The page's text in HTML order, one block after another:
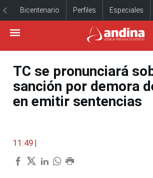
Bicentenario Perfiles Especiales
TC se pronunciará
sanción por demora
en emitir sentencias
11:49 |